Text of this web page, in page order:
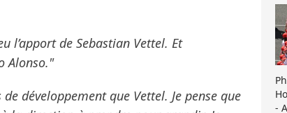
l’apport de Sebastian Vettel. Et
Alonso."
développement que Vettel. Je pense que
-